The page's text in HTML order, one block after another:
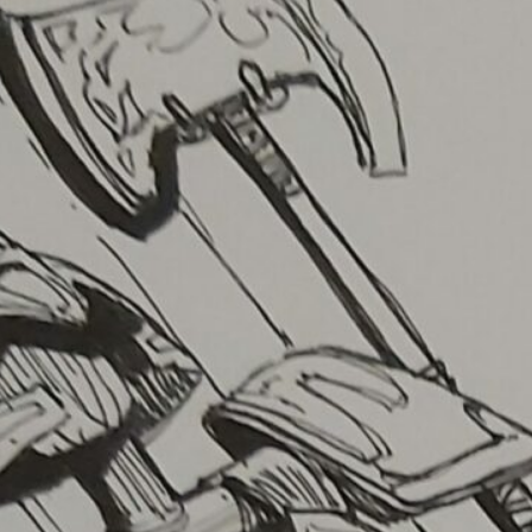
à carte – croquis du